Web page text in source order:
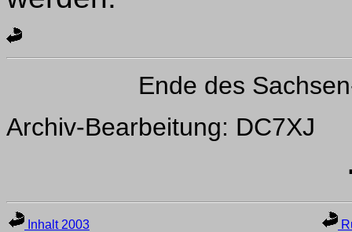
Ende des
Archiv-Bearbeitung: DC7XJ
Inhalt 2003